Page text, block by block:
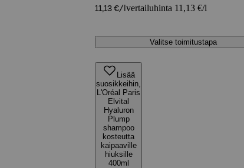
11,13 €/l vertailuhinta 11,13 €/l
Valitse toimitustapa
Lisää
suosikkeihin,
L'Oréal Paris
Elvital
Hyaluron
Plump
shampoo
kosteutta
kaipaaville
hiuksille
400ml